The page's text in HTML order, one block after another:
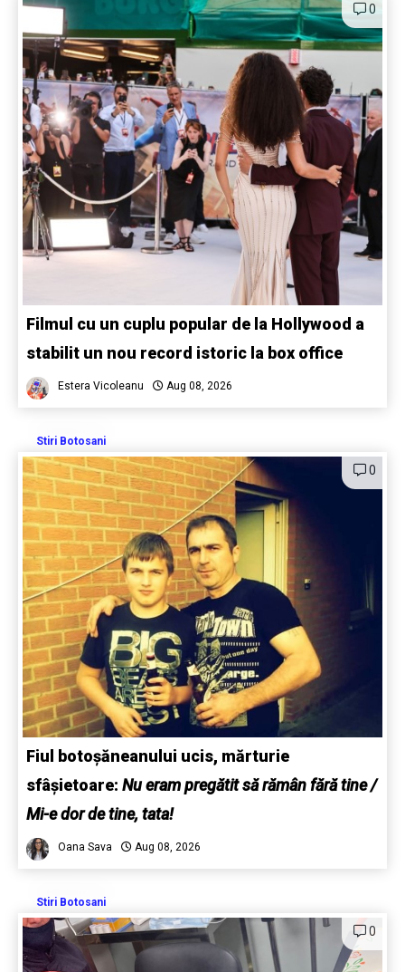
0
Filmul cu un cuplu popular de la Hollywood a
stabilit un nou record istoric la box office
Estera Vicoleanu Aug 08, 2026
Stiri Botosani
0
Fiul botoșăneanului ucis, mărturie
sfâșietoare: Nu eram pregătit să rămân fără tine /
Mi-e dor de tine, tata!
Oana Sava Aug 08, 2026
Stiri Botosani
0